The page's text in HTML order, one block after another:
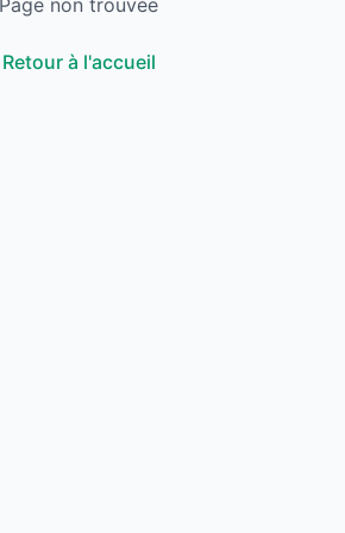
Page non trouvée
Retour à l'accueil